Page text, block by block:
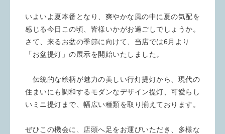
いよいよ夏本番となり、爽やかな風の中に夏の気配を
感じる今日この頃、皆様いかがお過ごしでしょうか。
さて、来るお盆の季節に向けて、当店では6月より
「お盆提灯」の展示を開始いたしました。
伝統的な絵柄が魅力の美しい行灯提灯から、現代の
住まいにも調和するモダンなデザイン提灯、可愛らし
いミニ提灯まで、幅広い種類を取り揃えております。
ぜひこの機会に、店頭へ足をお運びいただき、多様な